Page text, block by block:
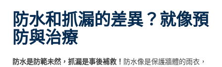
防水和抓漏的差異？就像預
防與治療
防水是防範未然，抓漏是事後補救！ 防水像是保護牆體的雨衣，